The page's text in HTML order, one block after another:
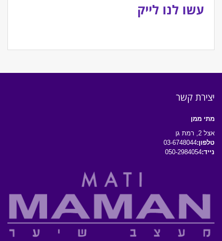
עשו לנו לייק
יצירת קשר
מתי ממן
אצל 2, רמת גן
טלפון:03-6748044
נייד:050-2984054